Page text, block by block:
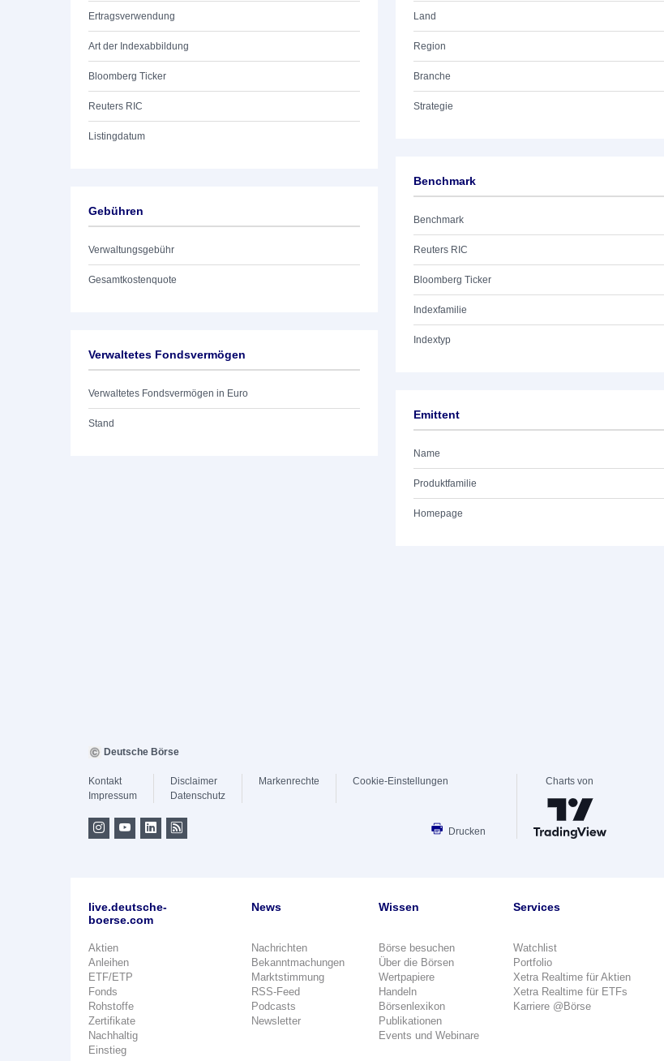
Ertragsverwendung
Art der Indexabbildung
Bloomberg Ticker
Reuters RIC
Listingdatum
Gebühren
Verwaltungsgebühr
Gesamtkostenquote
Verwaltetes Fondsvermögen
Verwaltetes Fondsvermögen in Euro
Stand
Land
Region
Branche
Strategie
Benchmark
Benchmark
Reuters RIC
Bloomberg Ticker
Indexfamilie
Indextyp
Emittent
Name
Produktfamilie
Homepage
Deutsche Börse
Kontakt
Impressum
Disclaimer
Datenschutz
Markenrechte Cookie-Einstellungen
Drucken
Charts von
live.deutsche-
boerse.com
Aktien
Anleihen
ETF/ETP
Fonds
Rohstoffe
Zertifikate
Nachhaltig
Einstieg
News
Nachrichten
Bekanntmachungen
Marktstimmung
RSS-Feed
Podcasts
Newsletter
Wissen
Börse besuchen
Über die Börsen
Wertpapiere
Handeln
Börsenlexikon
Publikationen
Events und Webinare
Services
Watchlist
Portfolio
Xetra Realtime für Aktien
Xetra Realtime für ETFs
Karriere @Börse